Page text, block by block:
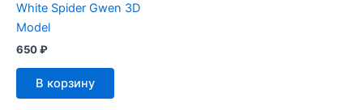
White Spider Gwen 3D
Model
650₽
В корзину